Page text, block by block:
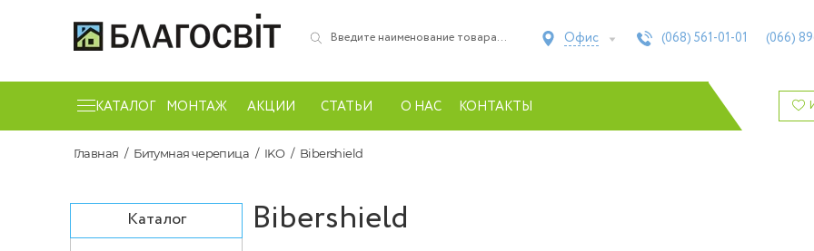
Офис (068) 561-01-01 (066)
КАТАЛОГ МОНТАЖ АКЦИИ СТАТЬИ О НАС КОНТАКТЫ
Главная Битумная черепица IKO Bibershield
Каталог Bibershield